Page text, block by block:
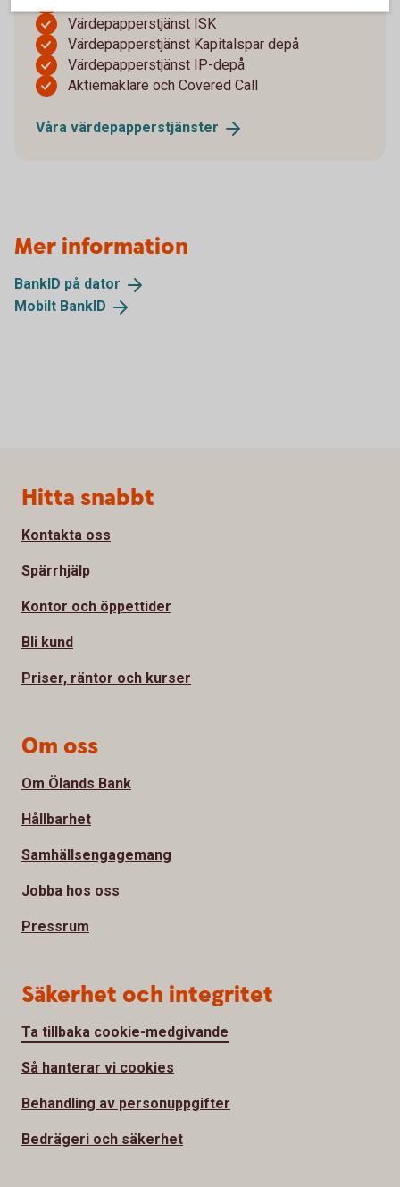
Värdepapperstjänst ISK
Värdepapperstjänst Kapitalspar depå
Värdepapperstjänst IP-depå
Aktiemäklare och Covered Call
Våra värdepapperstjänster
Mer information
BankID på dator
Mobilt BankID
Sidfot
Hitta snabbt
Kontakta oss
Spärrhjälp
Kontor och öppettider
Bli kund
Priser, räntor och kurser
Om oss
Om Ölands Bank
Hållbarhet
Samhällsengagemang
Jobba hos oss
Pressrum
Säkerhet och integritet
Ta tillbaka cookie-medgivande
Så hanterar vi cookies
Behandling av personuppgifter
Bedrägeri och säkerhet